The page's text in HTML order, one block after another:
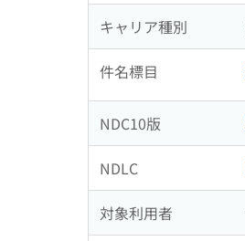
キャリア種別
件名標目
NDC10版
NDLC
対象利用者